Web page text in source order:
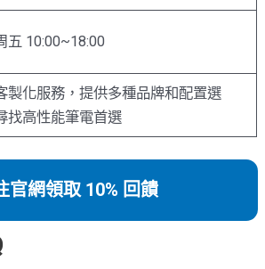
五 10:00~18:00
製化服務，提供多種品牌和配置選
找高性能筆電首選
官網領取 10% 回饋